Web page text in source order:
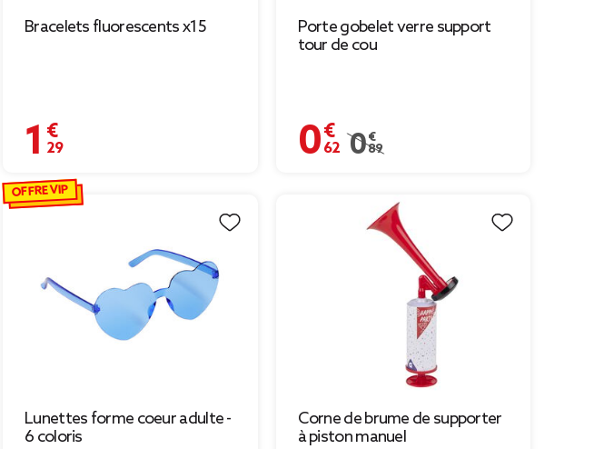
Bracelets fluorescents x15
1,29 €
Porte gobelet verre support
tour de cou
0,62 €
Prix remisé de 0,89 € à 0,62 €
0,89 €
Lunettes forme coeur adulte -
6 coloris
OFFRE VIP
Corne de brume de supporter
à piston manuel